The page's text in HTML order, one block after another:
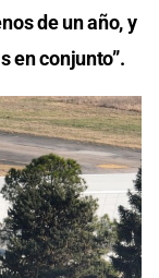
de un año, y
en conjunto”.